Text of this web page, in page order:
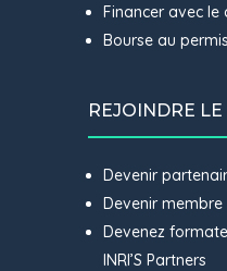
Financer avec le
Bourse au permis
REJOINDRE LE
Devenir
Devenir membre
Devenez
INRI’S Partners